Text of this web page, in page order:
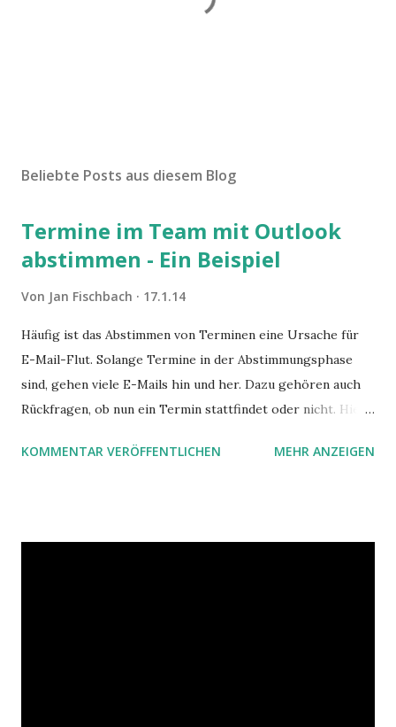
m
n
a
v
e
ö
f
f
n
h
Beliebte Posts aus diesem Blog
Termine im Team mit Outlook
abstimmen - Ein Beispiel
Von Jan Fischbach 17.1.14
Häufig ist das Abstimmen von Terminen eine Ursache für
E-Mail-Flut. Solange Termine in der Abstimmungsphase
sind, gehen viele E-Mails hin und her. Dazu gehören auch
Rückfragen, ob nun ein Termin stattfindet oder nicht. Hier
Hilfe von Outlook.
KOMMENTAR VERÖFFENTLICHEN MEHR ANZEIGEN